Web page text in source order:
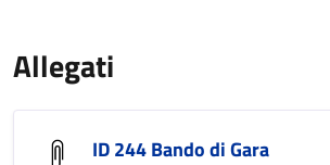
Allegati
ID 244 Bando di Gara